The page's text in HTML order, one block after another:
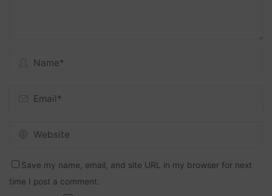
Save my name, email, and site URL in my browser for next
time I post a comment.